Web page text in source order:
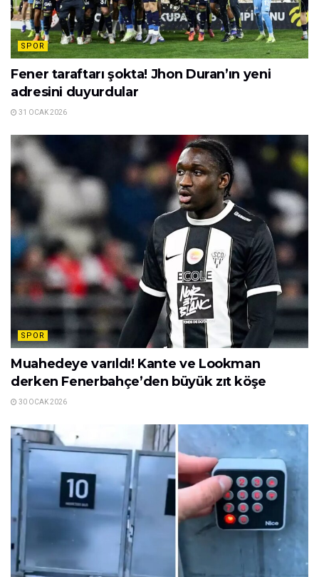
SPOR
Fener taraftarı şokta! Jhon Duran’ın yeni
adresini duyurdular
31 OCAK 2026
SPOR
Muahedeye varıldı! Kante ve Lookman
derken Fenerbahçe’den büyük zıt köşe
30 OCAK 2026